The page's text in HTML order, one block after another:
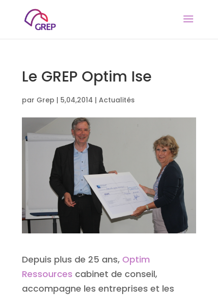
Le GREP Optim Ise
par Grep | 5,04,2014 | Actualités
Depuis plus de 25 ans, Optim
Ressources cabinet de conseil,
accompagne les entreprises et les